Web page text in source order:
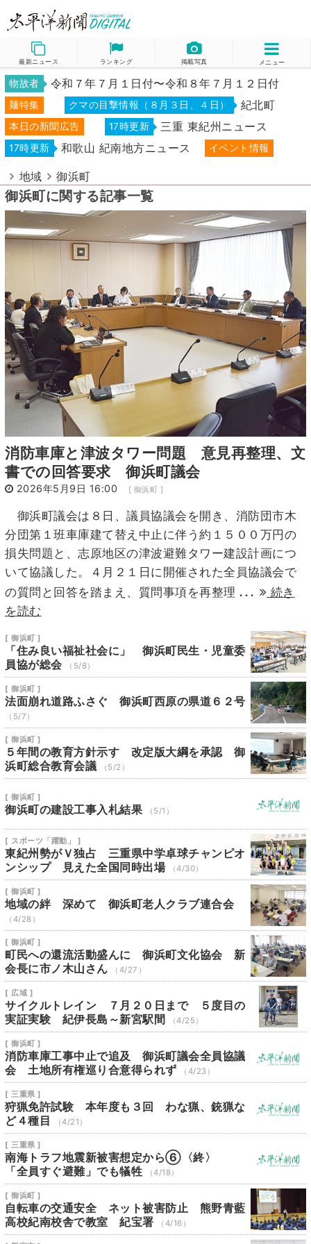
最新ニュース ランキング 掲載写真 メニュー
物故者 令和７年７月１日付〜令和８年７月１２日付
麺特集 クマの目撃情報（８月３日、４日） 紀北町
本日の新聞広告 17時更新 三重 東紀州ニュース
17時更新 和歌山 紀南地方ニュース イベント情報
地域 御浜町
御浜町に関する記事一覧
消防車庫と津波タワー問題 意見再整理、文
書での回答要求 御浜町議会
2026年5月9日 16:00 [ 御浜町 ]
御浜町議会は８日、議員協議会を開き、消防団市木
分団第１班車庫建て替え中止に伴う約１５００万円の
損失問題と、志原地区の津波避難タワー建設計画につ
いて協議した。４月２１日に開催された全員協議会で
の質問と回答を踏まえ、質問事項を再整理 ...
続き
を読む
[ 御浜町 ]
「住み良い福祉社会に」 御浜町民生・児童委
員協が総会
（5/8）
[ 御浜町 ]
法面崩れ道路ふさぐ 御浜町西原の県道６２号
（5/7）
[ 御浜町 ]
５年間の教育方針示す 改定版大綱を承認 御
浜町総合教育会議
（5/2）
[ 御浜町 ]
御浜町の建設工事入札結果 （5/1）
[ スポーツ「躍動」 ]
東紀州勢がＶ独占 三重県中学卓球チャンピオ
ンシップ 見えた全国同時出場
（4/30）
[ 御浜町 ]
地域の絆 深めて 御浜町老人クラブ連合会
（4/28）
[ 御浜町 ]
町民への還流活動盛んに 御浜町文化協会 新
会長に市ノ木山さん
（4/27）
[ 広域 ]
サイクルトレイン ７月２０日まで ５度目の
実証実験 紀伊長島～新宮駅間
（4/25）
[ 御浜町 ]
消防車庫工事中止で追及 御浜町議会全員協議
会 土地所有権巡り合意得られず
（4/23）
[ 三重県 ]
狩猟免許試験 本年度も３回 わな猟、銃猟な
ど４種目
（4/21）
[ 三重県 ]
南海トラフ地震新被害想定から⑥〈終〉
「全員すぐ避難」でも犠牲
（4/18）
[ 御浜町 ]
自転車の交通安全 ネット被害防止 熊野青藍
高校紀南校舎で教室 紀宝署
（4/16）